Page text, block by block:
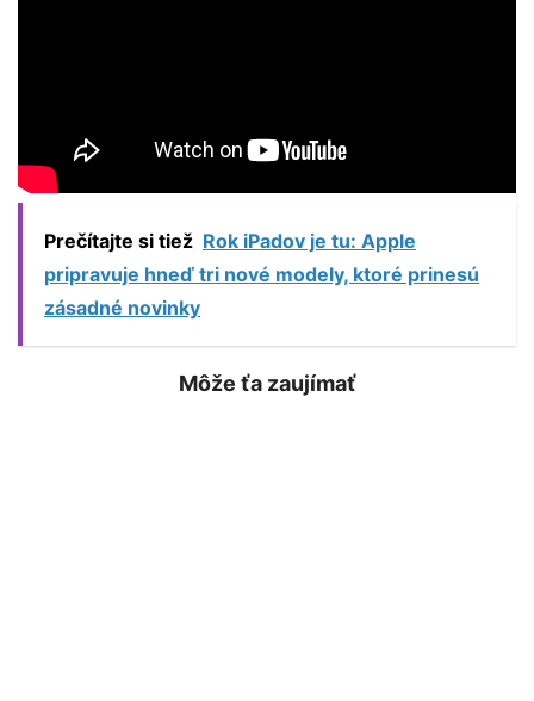
Prečítajte si tiež Rok iPadov je tu: Apple
pripravuje hneď tri nové modely, ktoré prinesú
zásadné novinky
Môže ťa zaujímať